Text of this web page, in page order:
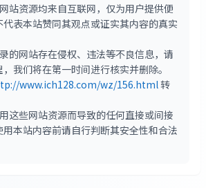
站资源均来自互联网，仅为用户提供便
表本站赞同其观点或证实其内容的真实
的网站存在侵权、违法等不良信息，请
我们将在第一时间进行核实并删除。
www.ich128.com/wz/156.html转
这些网站资源而导致的任何直接或间接
本站内容前请自行判断其安全性和合法